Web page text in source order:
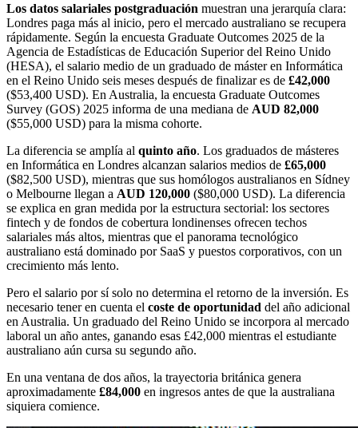
Los datos salariales postgraduación muestran una jerarquía clara:
Londres paga más al inicio, pero el mercado australiano se recupera
rápidamente. Según la encuesta Graduate Outcomes 2025 de la
Agencia de Estadísticas de Educación Superior del Reino Unido
(HESA), el salario medio de un graduado de máster en Informática
en el Reino Unido seis meses después de finalizar es de £42,000
($53,400 USD). En Australia, la encuesta Graduate Outcomes
Survey (GOS) 2025 informa de una mediana de AUD 82,000
($55,000 USD) para la misma cohorte.
La diferencia se amplía al quinto año. Los graduados de másteres
en Informática en Londres alcanzan salarios medios de £65,000
($82,500 USD), mientras que sus homólogos australianos en Sídney
o Melbourne llegan a AUD 120,000 ($80,000 USD). La diferencia
se explica en gran medida por la estructura sectorial: los sectores
fintech y de fondos de cobertura londinenses ofrecen techos
salariales más altos, mientras que el panorama tecnológico
australiano está dominado por SaaS y puestos corporativos, con un
crecimiento más lento.
Pero el salario por sí solo no determina el retorno de la inversión. Es
necesario tener en cuenta el coste de oportunidad del año adicional
en Australia. Un graduado del Reino Unido se incorpora al mercado
laboral un año antes, ganando esas £42,000 mientras el estudiante
australiano aún cursa su segundo año.
En una ventana de dos años, la trayectoria británica genera
aproximadamente £84,000 en ingresos antes de que la australiana
siquiera comience.